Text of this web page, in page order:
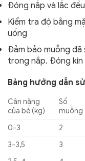
Đóng nắp và lắc
Kiểm tra độ bằng
uống
Đảm bảo muỗng đã
trong nắp. Đóng
Bảng hướng dẫn
Cân nặng
của bé (kg)
Số
muỗng
0-3
2
3-3,5
3